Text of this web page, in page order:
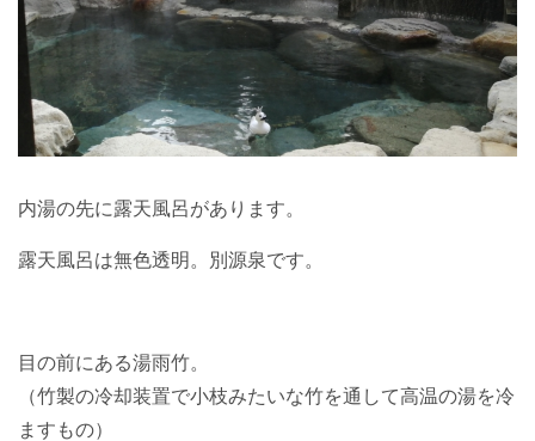
内湯の先に露天風呂があります。
露天風呂は無色透明。別源泉です。
目の前にある湯雨竹。
（竹製の冷却装置で小枝みたいな竹を通して高温の湯を冷
ますもの）